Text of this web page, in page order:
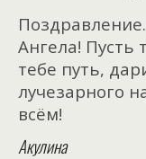
Ангела! Пусть
тебе путь,
лучезарного
всём!
Акулина